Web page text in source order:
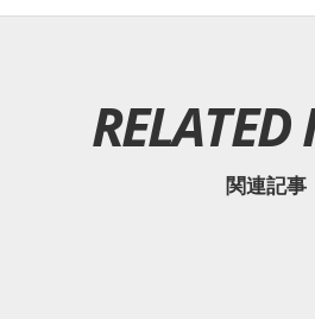
RELATED
関連記事